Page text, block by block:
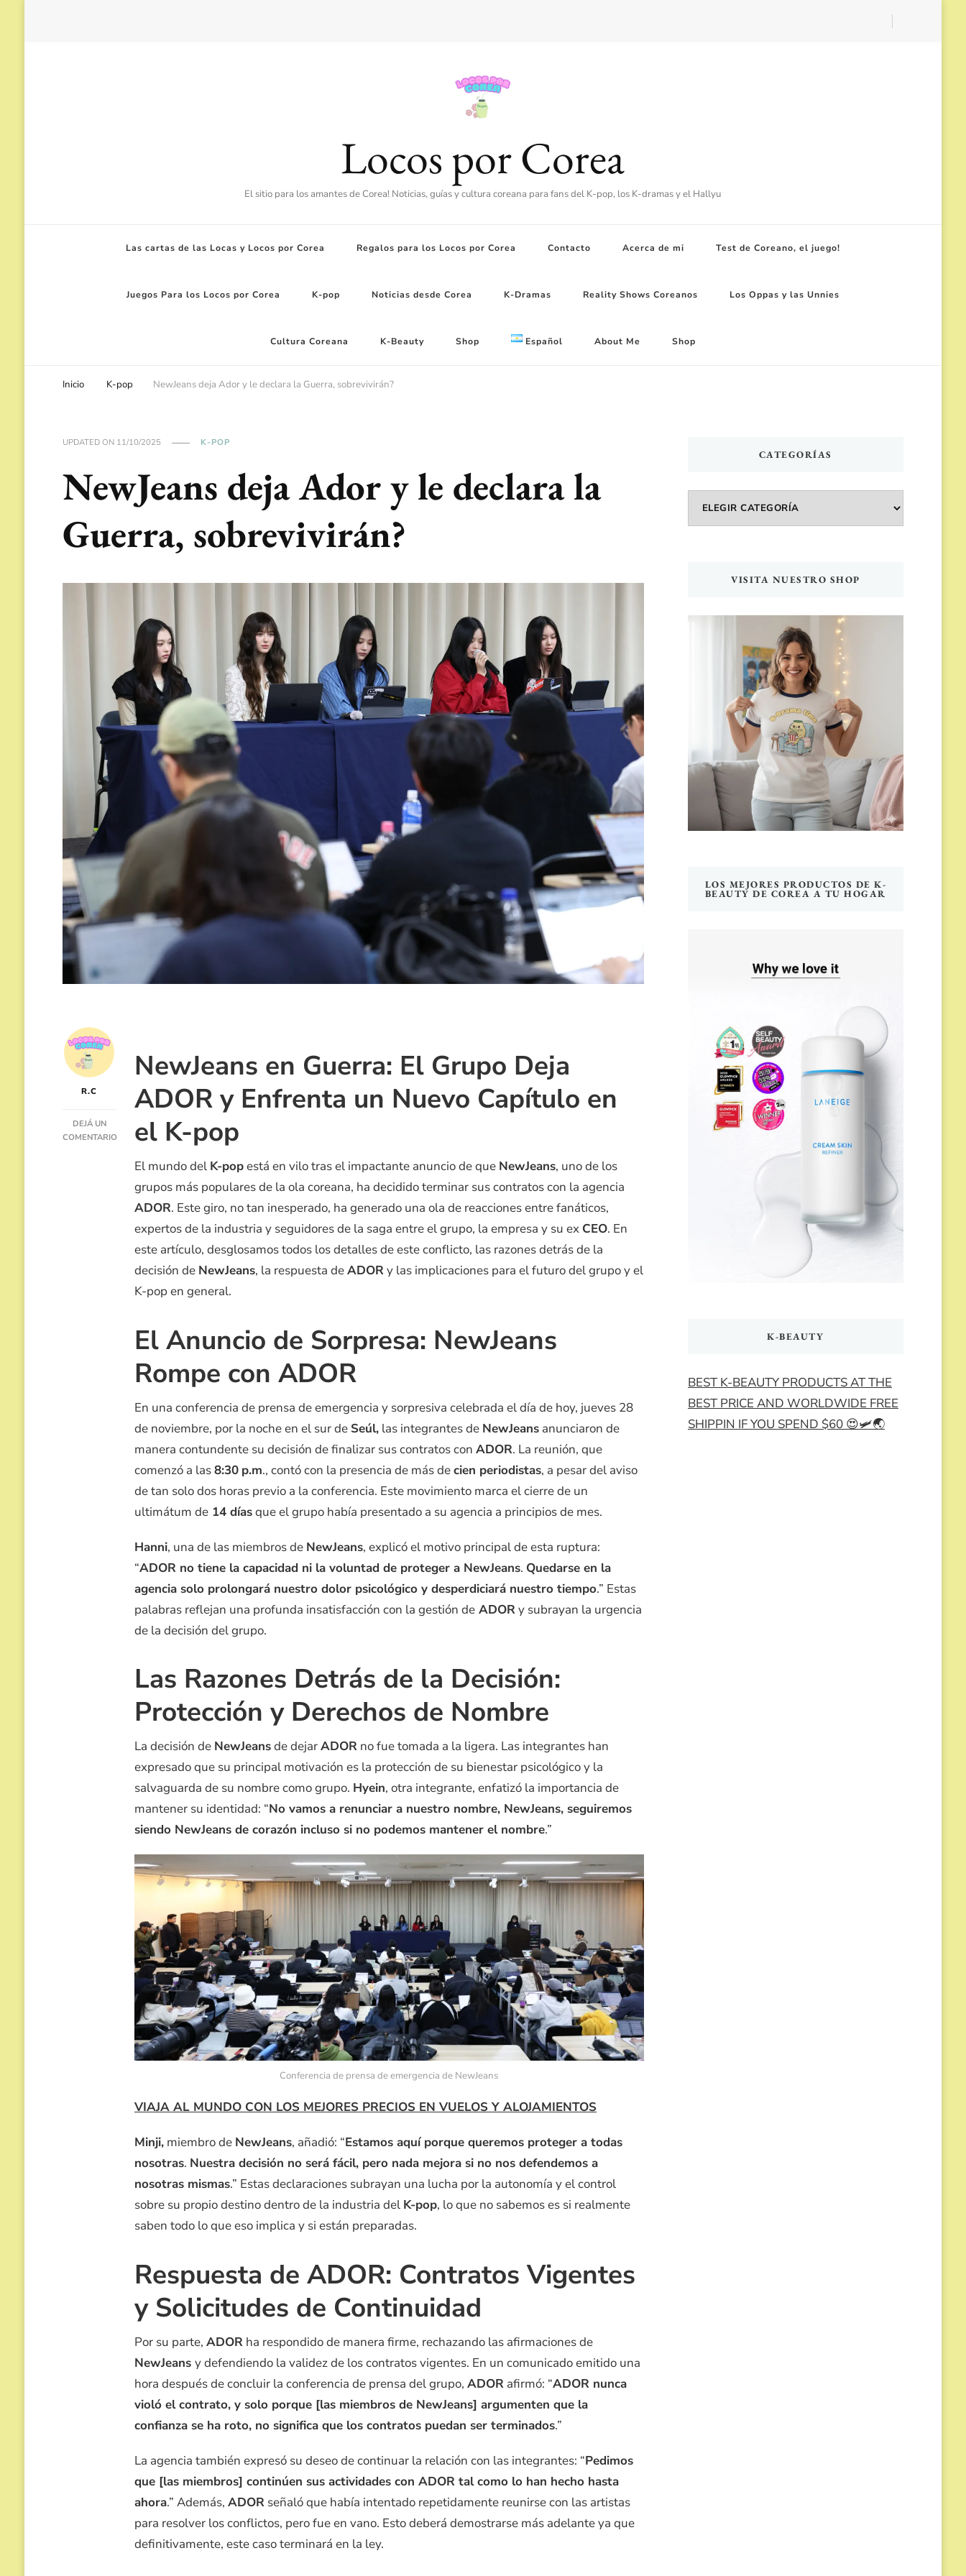
Locos por Corea
El sitio para los amantes de Corea! Noticias, guías y cultura coreana para fans del K-pop, los K-dramas y el Hallyu
Las cartas de las Locas y Locos por Corea Regalos para los Locos por Corea Contacto Acerca de mi Test de Coreano, el juego!
Juegos Para los Locos por Corea K-pop Noticias desde Corea K-Dramas Reality Shows Coreanos Los Oppas y las Unnies
Cultura Coreana K-Beauty Shop Español About Me Shop
Inicio K-pop NewJeans deja Ador y le declara la Guerra, sobrevivirán?
UPDATED ON 11/10/2025 K-POP
NewJeans deja Ador y le declara la
Guerra, sobrevivirán?
R.C
DEJÁ UN
COMENTARIO
SOBREVIVIRÁN?
NewJeans en Guerra: El Grupo Deja
ADOR y Enfrenta un Nuevo Capítulo en
el K-pop
El mundo del K-popestá en vilo tras el impactante anuncio de que NewJeans, uno de los
grupos más populares de la ola coreana, ha decidido terminar sus contratos con la agencia
ADOR. Este giro, no tan inesperado, ha generado una ola de reacciones entre fanáticos,
expertos de la industria y seguidores de la saga entre el grupo, la empresa y su ex CEO. En
este artículo, desglosamos todos los detalles de este conflicto, las razones detrás de la
decisión de NewJeans, la respuesta deADORy las implicaciones para el futuro del grupo y el
K-pop en general.
El Anuncio de Sorpresa: NewJeans
Rompe con ADOR
En una conferencia de prensa de emergencia y sorpresiva celebrada el día de hoy, jueves 28
de noviembre, por la noche en el sur de Seúl,las integrantes de NewJeansanunciaron de
manera contundente su decisión de finalizar sus contratos con ADOR. La reunión, que
comenzó a las8:30 p.m., contó con la presencia de más decien periodistas, a pesar del aviso
de tan solo dos horas previo a la conferencia. Este movimiento marca el cierre de un
ultimátum de14 díasque el grupo había presentado a su agencia a principios de mes.
Hanni, una de las miembros de NewJeans, explicó el motivo principal de esta ruptura:
“ADOR no tiene la capacidad ni la voluntad de proteger a NewJeans. Quedarse en la
agencia solo prolongará nuestro dolor psicológico y desperdiciará nuestro tiempo.” Estas
palabras reflejan una profunda insatisfacción con la gestión deADORy subrayan la urgencia
de la decisión del grupo.
Las Razones Detrás de la Decisión:
Protección y Derechos de Nombre
La decisión de NewJeansde dejarADORno fue tomada a la ligera. Las integrantes han
expresado que su principal motivación es la protección de su bienestar psicológico y la
salvaguarda de su nombre como grupo. Hyein, otra integrante, enfatizó la importancia de
mantener su identidad: “No vamos a renunciar a nuestro nombre, NewJeans, seguiremos
siendo NewJeans de corazón incluso si no podemos mantener el nombre.”
Conferencia de prensa de emergencia de NewJeans
VIAJA AL MUNDO CON LOS MEJORES PRECIOS EN VUELOS Y ALOJAMIENTOS
Minji,miembro de NewJeans, añadió: “Estamos aquí porque queremos proteger a todas
nosotras. Nuestra decisión no será fácil, pero nada mejora si no nos defendemos a
nosotras mismas.” Estas declaraciones subrayan una lucha por la autonomía y el control
sobre su propio destino dentro de la industria del K-pop, lo que no sabemos es si realmente
saben todo lo que eso implica y si están preparadas.
Respuesta de ADOR: Contratos Vigentes
y Solicitudes de Continuidad
Por su parte, ADORha respondido de manera firme, rechazando las afirmaciones de
NewJeans y defendiendo la validez de los contratos vigentes. En un comunicado emitido una
hora después de concluir la conferencia de prensa del grupo, ADORafirmó: “ADOR nunca
violó el contrato, y solo porque [las miembros de NewJeans] argumenten que la
confianza se ha roto, no significa que los contratos puedan ser terminados.”
La agencia también expresó su deseo de continuar la relación con las integrantes: “Pedimos
que [las miembros] continúen sus actividades con ADOR tal como lo han hecho hasta
ahora.” Además, ADORseñaló que había intentado repetidamente reunirse con las artistas
para resolver los conflictos, pero fue en vano. Esto deberá demostrarse más adelante ya que
definitivamente, este caso terminará en la ley.
CATEGORÍAS
Categorías
VISITA NUESTRO SHOP
LOS MEJORES PRODUCTOS DE K-
BEAUTY DE COREA A TU HOGAR
K-BEAUTY
BEST K-BEAUTY PRODUCTS AT THE
BEST PRICE AND WORLDWIDE FREE
SHIPPIN IF YOU SPEND $60 😍🛩️🌏